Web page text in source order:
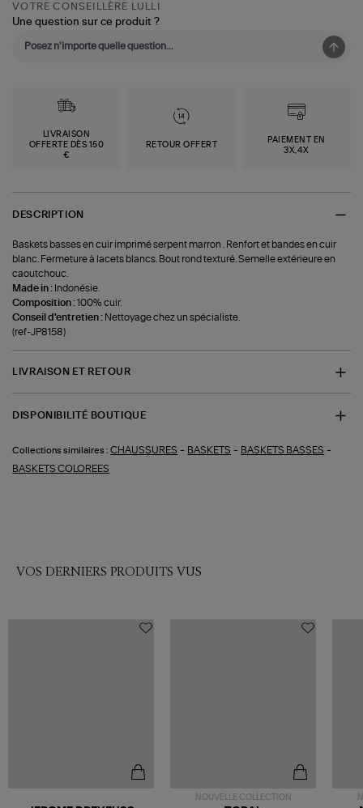
VOTRE CONSEILLÈRE LULLI
Une question sur ce produit ?
LIVRAISON
OFFERTE DÈS 150
€
RETOUR OFFERT
PAIEMENT EN
3X,4X
DESCRIPTION
Baskets basses en cuir imprimé serpent marron . Renfort et bandes en cuir
blanc. Fermeture à lacets blancs. Bout rond texturé. Semelle extérieure en
caoutchouc.
Made in : Indonésie.
Composition :100% cuir.
Conseil d'entretien : Nettoyage chez un spécialiste.
(ref-JP8158)
LIVRAISON ET RETOUR
DISPONIBILITÉ BOUTIQUE
Collections similaires : CHAUSSURES - BASKETS - BASKETS BASSES -
BASKETS COLOREES
VOS DERNIERS PRODUITS VUS
NOUVELLE COLLECTION